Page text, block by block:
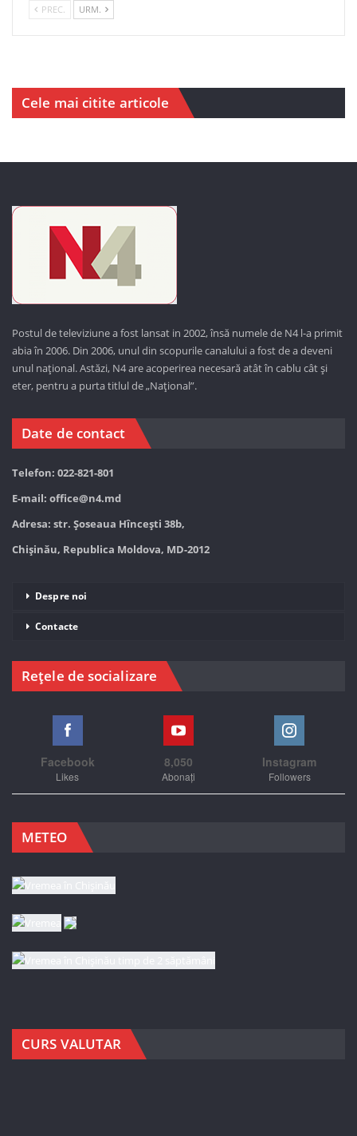
PREC. URM.
Cele mai citite articole
Postul de televiziune a fost lansat in 2002, însă numele de N4 l-a primit
abia în 2006. Din 2006, unul din scopurile canalului a fost de a deveni
unul național. Astăzi, N4 are acoperirea necesară atât în cablu cât și
eter, pentru a purta titlul de „Național”.
Date de contact
Telefon: 022-821-801
E-mail: office@n4.md
Adresa: str. Șoseaua Hînceşti 38b,
Chișinău, Republica Moldova, MD-2012
Despre noi
Contacte
Rețele de socializare
Facebook
Likes
8,050
Abonați
Instagram
Followers
METEO
CURS VALUTAR